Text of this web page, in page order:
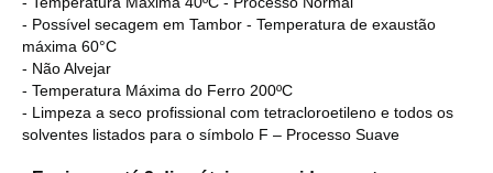
- Possível secagem em Tambor - Temperatura de exaustão
máxima 60°C
- Não Alvejar
- Temperatura Máxima do Ferro 200ºC
- Limpeza a seco profissional com tetracloroetileno e todos os
solventes listados para o símbolo F – Processo Suave